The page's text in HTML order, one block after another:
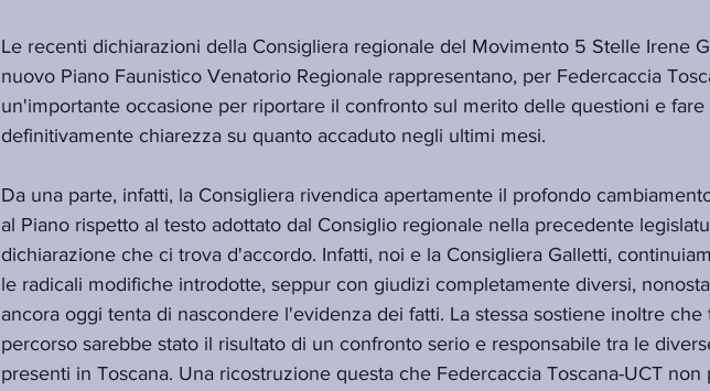
Le recenti dichiarazioni della Consigliera regionale del Movimento 5 Stelle Irene
nuovo Piano Faunistico Venatorio Regionale rappresentano, per Federcaccia
un'importante occasione per riportare il confronto sul merito delle questioni e fare
definitivamente chiarezza su quanto accaduto negli ultimi mesi.
Da una parte, infatti, la Consigliera rivendica apertamente il profondo
al Piano rispetto al testo adottato dal Consiglio regionale nella precedente
dichiarazione che ci trova d'accordo. Infatti, noi e la Consigliera Galletti,
le radicali modifiche introdotte, seppur con giudizi completamente diversi,
ancora oggi tenta di nascondere l'evidenza dei fatti. La stessa sostiene inoltre che
percorso sarebbe stato il risultato di un confronto serio e responsabile tra le
presenti in Toscana. Una ricostruzione questa che Federcaccia Toscana-UCT non